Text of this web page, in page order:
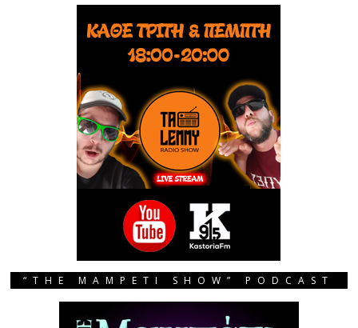
“THE MAMPETI SHOW” PODCAST